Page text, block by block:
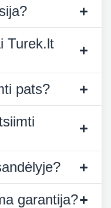
Turek.lt
pats?
garantija?